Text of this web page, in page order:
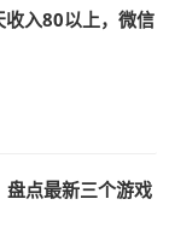
入80以上，微信
点最新三个游戏